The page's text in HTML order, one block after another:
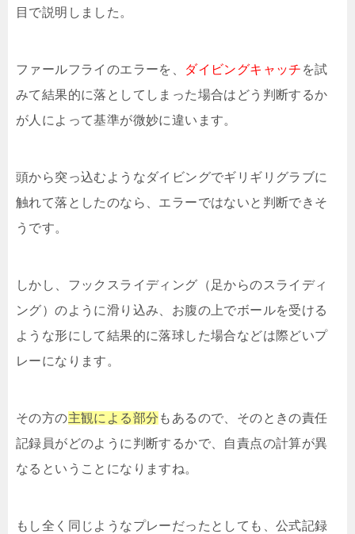
目で説明しました。
ファールフライのエラーを、 ダイビングキャッチ を試
みて結果的に落としてしまった場合はどう判断するか
が人によって基準が微妙に違います。
頭から突っ込むようなダイビングでギリギリグラブに
触れて落としたのなら、エラーではないと判断できそ
うです。
しかし、フックスライディング（足からのスライディ
ング）のように滑り込み、お腹の上でボールを受ける
ような形にして結果的に落球した場合などは際どいプ
レーになります。
その方の主観による部分 もあるので、そのときの責任
記録員がどのように判断するかで、自責点の計算が異
なるということになりますね。
もし全く同じようなプレーだったとしても、公式記録